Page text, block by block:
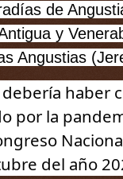
de
y
Angustias
haber
por la
del año